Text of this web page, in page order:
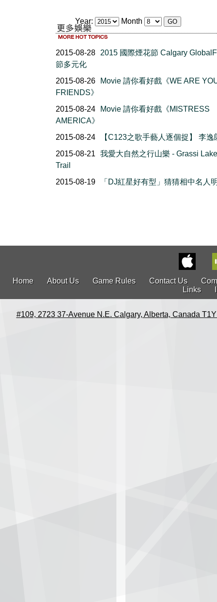
Year: Month
2015-08-28
2015 國際煙花節 Calgary
節多元化
2015-08-26
Movie 請你看好戲《WE ARE
FRIENDS》
2015-08-24
Movie 請你看好戲《MISTRESS
AMERICA》
2015-08-24
【C123之歌手藝人逐個捉】 李逸
2015-08-21
我愛大自然之行山樂 - Grassi
Trail
2015-08-19
「DJ紅星好有型」猜猜相中名人
Home About Us Game Rules Contact Us
Links
#109, 2723 37-Avenue N.E. Calgary, Alberta, Canada